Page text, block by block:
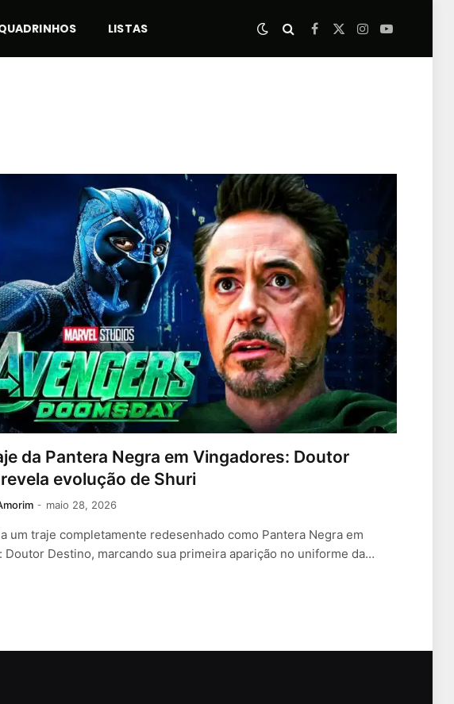
LISTAS Facebook
X
Instagram
YouTube
da Pantera Negra em Vingadores: Doutor
evolução de Shuri
maio 28, 2026
um traje completamente redesenhado como Pantera Negra em
Doutor Destino, marcando sua primeira aparição no uniforme da…